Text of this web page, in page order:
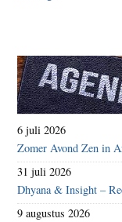
6 juli 2026
Zomer Avond Zen in
31 juli 2026
Dhyana & Insight –
9 augustus 2026